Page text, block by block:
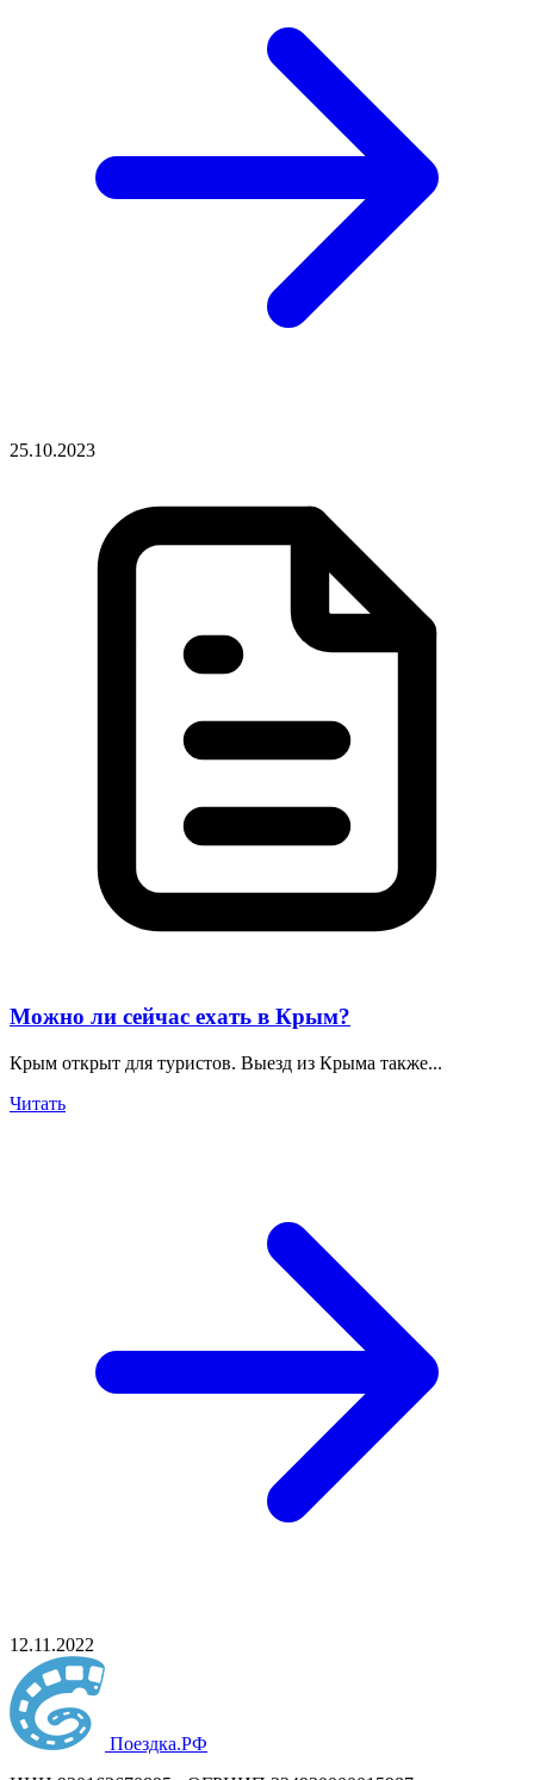
25.10.2023
Можно ли сейчас ехать в Крым?
Крым открыт для туристов. Выезд из Крыма также...
Читать
12.11.2022
Поездка.РФ